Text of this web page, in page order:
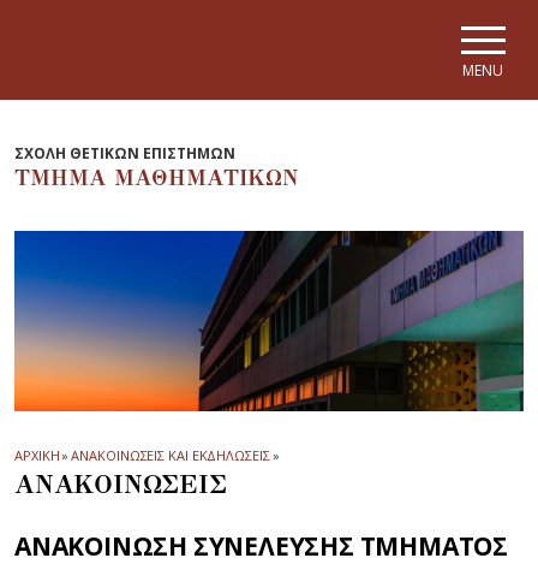
MENU
ΣΧΟΛΗ ΘΕΤΙΚΩΝ ΕΠΙΣΤΗΜΩΝ
ΤΜΗΜΑ ΜΑΘΗΜΑΤΙΚΩΝ
ΑΡΧΙΚΗ» ΑΝΑΚΟΙΝΩΣΕΙΣ ΚΑΙ ΕΚΔΗΛΩΣΕΙΣ»
ΑΝΑΚΟΙΝΩΣΕΙΣ
ΑΝΑΚΟΙΝΩΣΗ ΣΥΝΕΛΕΥΣΗΣ ΤΜΗΜΑΤΟΣ